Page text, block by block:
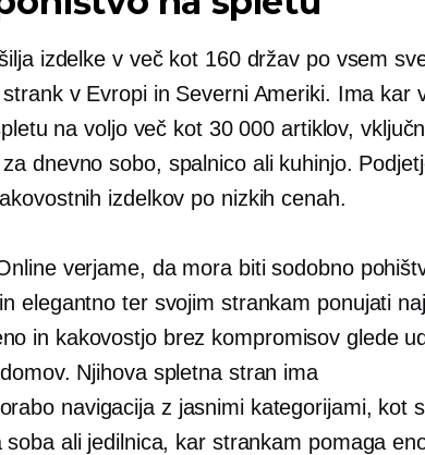
izdelke v več kot 160 držav po vsem
v Evropi in Severni Ameriki. Ima kar
na voljo več kot 30 000 artiklov,
dnevno sobo, spalnico ali kuhinjo.
izdelkov po nizkih cenah.
verjame, da mora biti sodobno
elegantno ter svojim strankam ponujati
in kakovostjo brez kompromisov glede
Njihova spletna stran ima
navigacija z jasnimi kategorijami, kot
soba ali jedilnica, kar strankam pomaga